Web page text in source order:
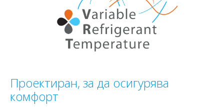
Проектиран, за да осигурява
комфорт